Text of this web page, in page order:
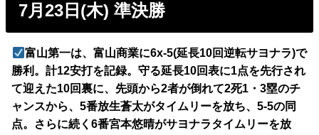
7月23日(木) 準決勝
富山第一は、富山商業に6x-5(延長10回逆転サヨナラ)で
勝利。計12安打を記録。守る延長10回表に1点を先行され
て迎えた10回裏に、先頭から2者が倒れて2死1・3塁のチ
ャンスから、5番放生蒼太がタイムリーを放ち、5-5の同
点。さらに続く6番宮本悠晴がサヨナラタイムリーを放